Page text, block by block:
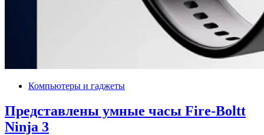
Компьютеры и гаджеты
Представлены умные часы Fire-Boltt
Ninja 3